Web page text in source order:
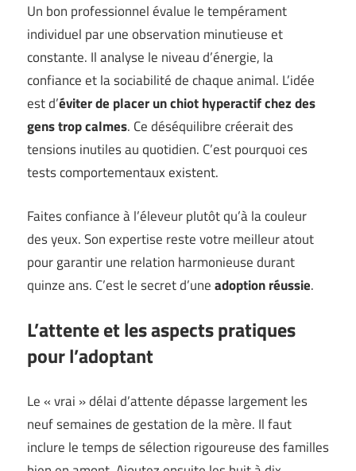
Un bon professionnel évalue le tempérament
individuel par une observation minutieuse et
constante. Il analyse le niveau d’énergie, la
confiance et la sociabilité de chaque animal. L’idée
est d’éviter de placer un chiot hyperactif chez des
gens trop calmes. Ce déséquilibre créerait des
tensions inutiles au quotidien. C’est pourquoi ces
tests comportementaux existent.
Faites confiance à l’éleveur plutôt qu’à la couleur
des yeux. Son expertise reste votre meilleur atout
pour garantir une relation harmonieuse durant
quinze ans. C’est le secret d’uneadoption réussie.
L’attente et les aspects pratiques
pour l’adoptant
Le « vrai » délai d’attente dépasse largement les
neuf semaines de gestation de la mère. Il faut
inclure le temps de sélection rigoureuse des familles